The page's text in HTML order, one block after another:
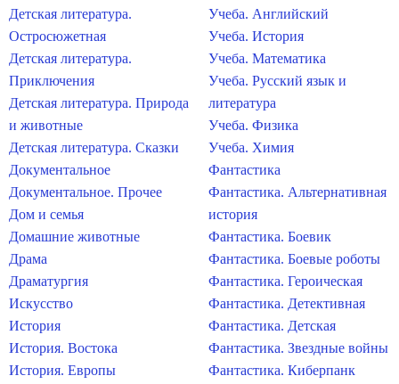
Детская литература.
Остросюжетная
Детская литература.
Приключения
Детская литература. Природа
и животные
Детская литература. Сказки
Документальное
Документальное. Прочее
Дом и семья
Домашние животные
Драма
Драматургия
Искусство
История
История. Востока
История. Европы
Учеба. Английский
Учеба. История
Учеба. Математика
Учеба. Русский язык и
литература
Учеба. Физика
Учеба. Химия
Фантастика
Фантастика. Альтернативная
история
Фантастика. Боевик
Фантастика. Боевые роботы
Фантастика. Героическая
Фантастика. Детективная
Фантастика. Детская
Фантастика. Звездные войны
Фантастика. Киберпанк